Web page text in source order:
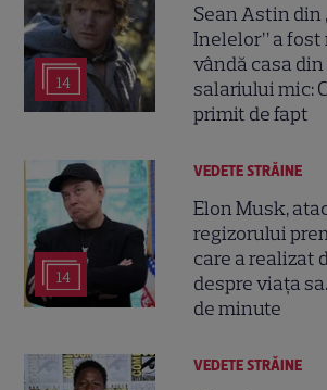
14
Sean Astin din
Inelelor” a fost
vândă casa
salariului mic:
primit de fapt
14
VEDETE STRĂINE
Elon Musk,
regizorului
care a realizat
despre viața
de minute
VEDETE STRĂINE